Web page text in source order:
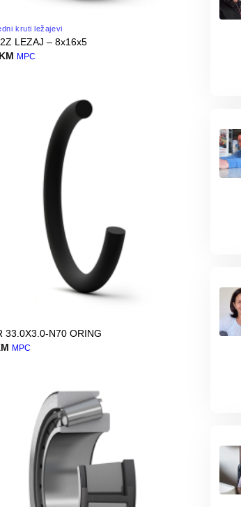
kruti ležajevi
LEZAJ – 8x16x5
KM MPC
33.0X3.0-N70 ORING
MPC